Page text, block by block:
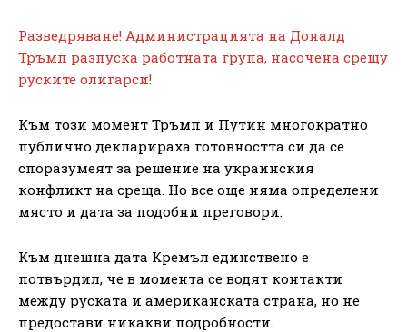
Разведряване! Администрацията на Доналд
Тръмп разпуска работната група, насочена срещу
руските олигарси!
Към този момент Тръмп и Путин многократно
публично декларираха готовността си да се
споразумеят за решение на украинския
конфликт на среща. Но все още няма определени
място и дата за подобни преговори.
Към днешна дата Кремъл единствено е
потвърдил, че в момента се водят контакти
между руската и американската страна, но не
предостави никакви подробности.